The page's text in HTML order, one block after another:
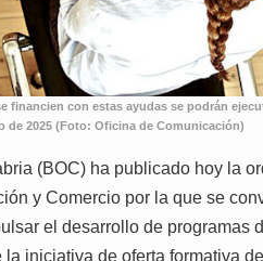
financien con estas ayudas se podrán
de 2025 (Foto: Oficina de Comunicación)
(BOC) ha publicado hoy la
y Comercio por la que se
el desarrollo de programas
iniciativa de oferta formativa